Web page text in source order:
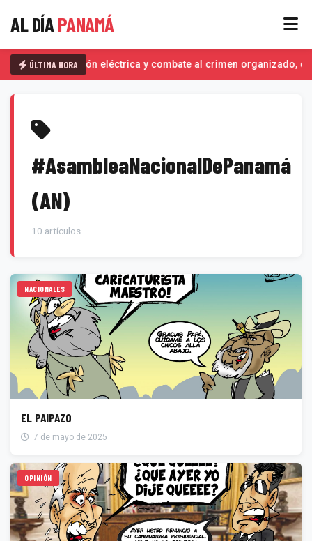
AL DÍAPANAMÁ
ÚLTIMA HORA
Interconexión eléctrica y combate al crimen organizado,
#AsambleaNacionalDePanamá
(AN)
10 artículos
NACIONALES
EL PAIPAZO
7 de mayo de 2025
OPINIÓN